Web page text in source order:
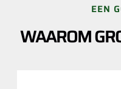
EEN
WAAROM